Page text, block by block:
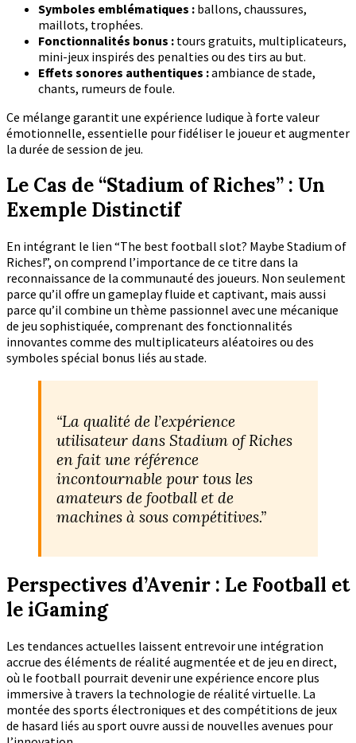
Symboles emblématiques : ballons, chaussures,
maillots, trophées.
Fonctionnalités bonus : tours gratuits, multiplicateurs,
mini-jeux inspirés des penalties ou des tirs au but.
Effets sonores authentiques :ambiance de stade,
chants, rumeurs de foule.
Ce mélange garantit une expérience ludique à forte valeur
émotionnelle, essentielle pour fidéliser le joueur et augmenter
la durée de session de jeu.
Le Cas de “Stadium of Riches” : Un
Exemple Distinctif
En intégrant le lien “The best football slot? Maybe Stadium of
Riches!”, on comprend l’importance de ce titre dans la
reconnaissance de la communauté des joueurs. Non seulement
parce qu’il offre un gameplay fluide et captivant, mais aussi
parce qu’il combine un thème passionnel avec une mécanique
de jeu sophistiquée, comprenant des fonctionnalités
innovantes comme des multiplicateurs aléatoires ou des
symboles spécial bonus liés au stade.
“La qualité de l’expérience
utilisateur dans Stadium of Riches
en fait une référence
incontournable pour tous les
amateurs de football et de
machines à sous compétitives.”
Perspectives d’Avenir : Le Football et
le iGaming
Les tendances actuelles laissent entrevoir une intégration
accrue des éléments de réalité augmentée et de jeu en direct,
où le football pourrait devenir une expérience encore plus
immersive à travers la technologie de réalité virtuelle. La
montée des sports électroniques et des compétitions de jeux
de hasard liés au sport ouvre aussi de nouvelles avenues pour